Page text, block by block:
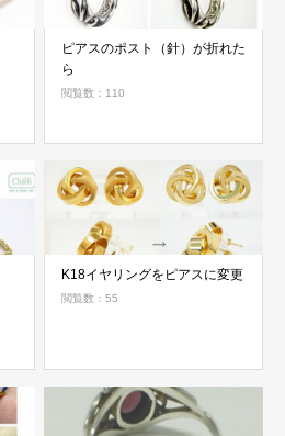
ピアスのポスト（針）が折れた
ら
閲覧数：110
K18イヤリングをピアスに変更
閲覧数：55